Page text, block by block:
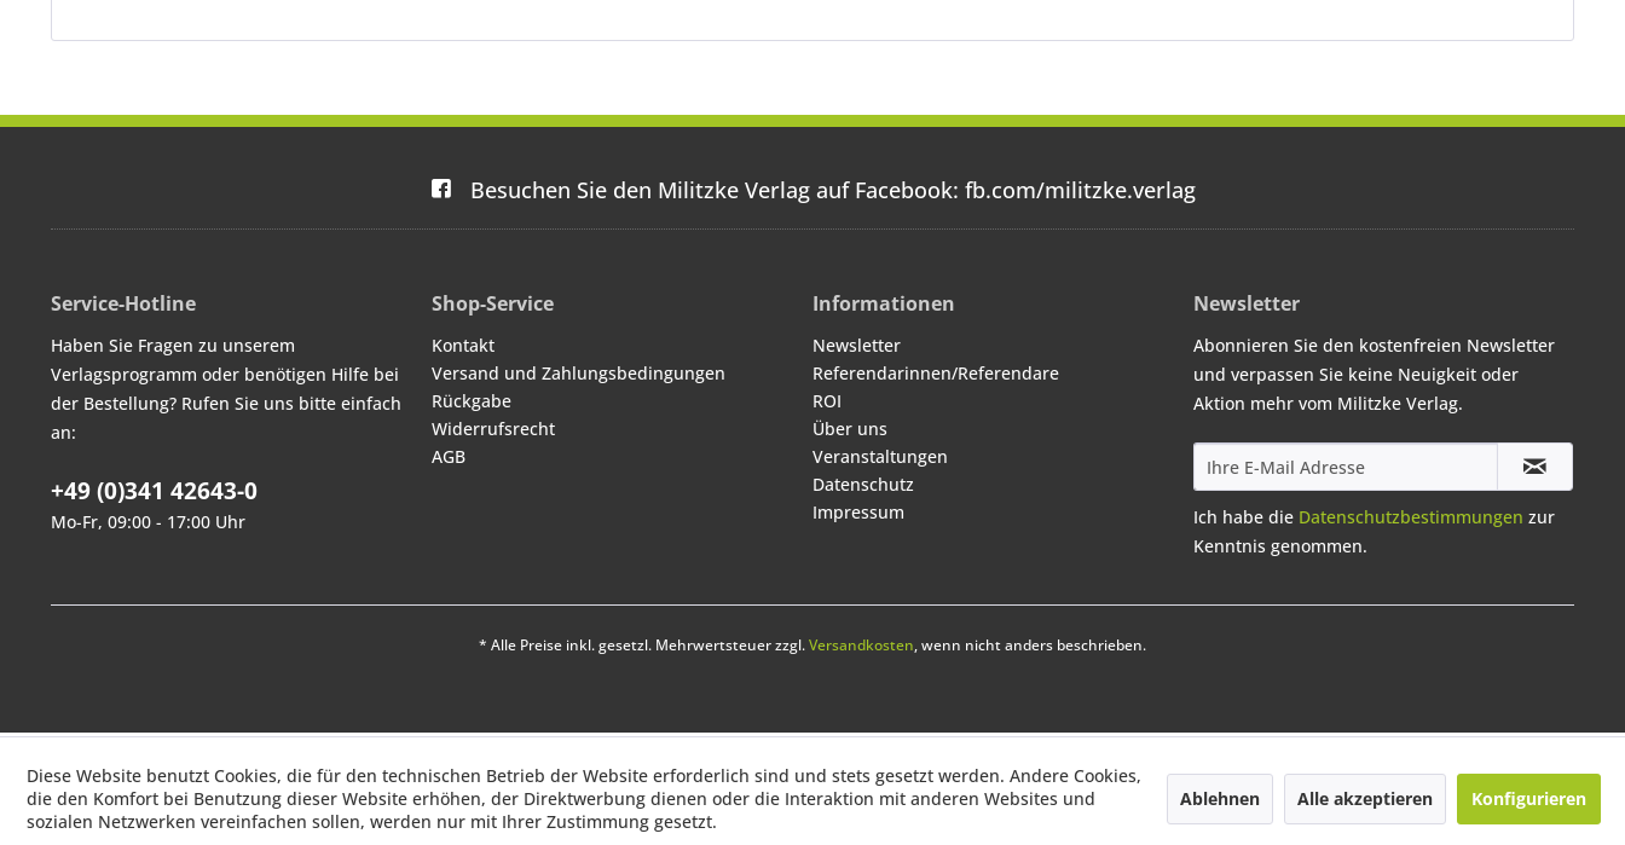
Besuchen Sie den Militzke Verlag auf Facebook: fb.com/militzke.verlag
Service-Hotline
Haben Sie Fragen zu unserem
Verlagsprogramm oder benötigen Hilfe bei
der Bestellung? Rufen Sie uns bitte einfach
an:
+49 (0)341 42643-0
Mo-Fr, 09:00 - 17:00 Uhr
Shop-Service
Kontakt
Versand und Zahlungsbedingungen
Rückgabe
Widerrufsrecht
AGB
Informationen
Newsletter
Referendarinnen/Referendare
ROI
Über uns
Veranstaltungen
Datenschutz
Impressum
Newsletter
Abonnieren Sie den kostenfreien Newsletter
und verpassen Sie keine Neuigkeit oder
Aktion mehr vom Militzke Verlag.
Ich habe die Datenschutzbestimmungen zur
Kenntnis genommen.
* Alle Preise inkl. gesetzl. Mehrwertsteuer zzgl.Versandkosten, wenn nicht anders beschrieben.
Diese Website benutzt Cookies, die für den technischen Betrieb der Website erforderlich sind und stets gesetzt werden. Andere Cookies,
die den Komfort bei Benutzung dieser Website erhöhen, der Direktwerbung dienen oder die Interaktion mit anderen Websites und
sozialen Netzwerken vereinfachen sollen, werden nur mit Ihrer Zustimmung gesetzt.
Ablehnen Alle akzeptieren Konfigurieren